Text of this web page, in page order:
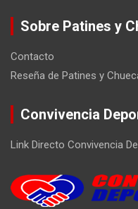
Sobre Patines y
Contacto
Reseña de Patines y
Convivencia
Link Directo Convivencia